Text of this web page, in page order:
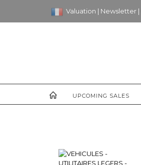
Valuation | Newsletter |
UPCOMING SALES